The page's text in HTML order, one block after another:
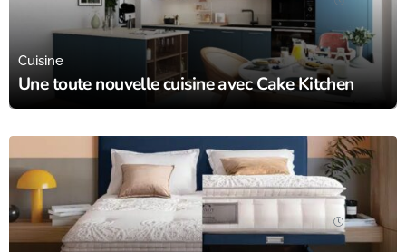
Une toute nouvelle cuisine avec Cake Kitchen
Cuisine
26/02/25